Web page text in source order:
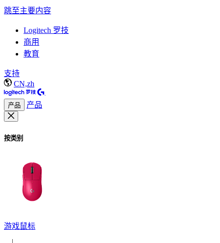
跳至主要内容
Logitech 罗技
商用
教育
支持
CN,zh
产品 产品
按类别
游戏鼠标